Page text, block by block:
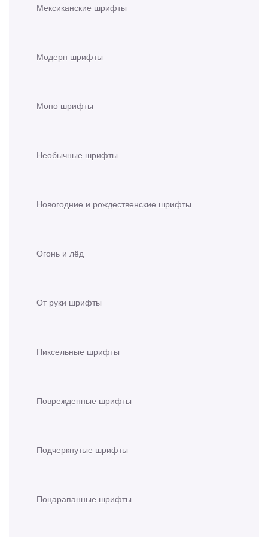
Мексиканские шрифты
Модерн шрифты
Моно шрифты
Необычные шрифты
Новогодние и рождественские шрифты
Огонь и лёд
От руки шрифты
Пиксельные шрифты
Поврежденные шрифты
Подчеркнутые шрифты
Поцарапанные шрифты